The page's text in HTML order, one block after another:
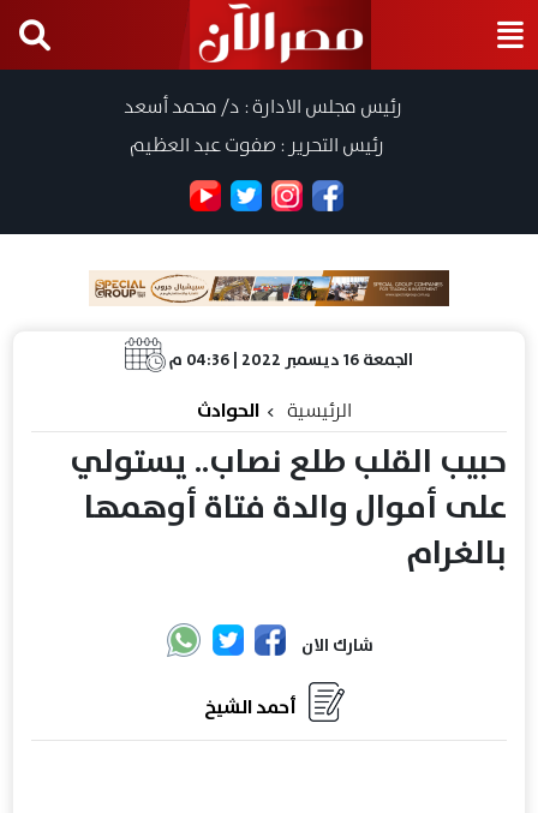
رئيس مجلس الادارة : د/ محمد أسعد
رئيس التحرير : صفوت عبد العظيم
الجمعة 16 ديسمبر 2022 | 04:36 م
الرئيسية الحوادث
حبيب القلب طلع نصاب.. يستولي
على أموال والدة فتاة أوهمها
بالغرام
شارك الان
أحمد الشيخ